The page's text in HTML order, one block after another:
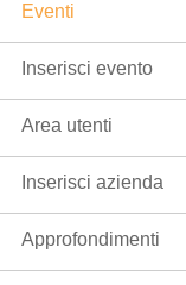
Eventi
Inserisci evento
Area utenti
Inserisci azienda
Approfondimenti